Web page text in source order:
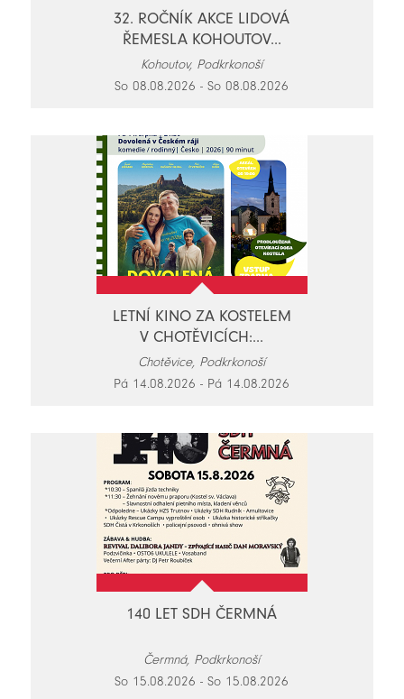
32. ROČNÍK AKCE LIDOVÁ
ŘEMESLA KOHOUTOV...
Kohoutov, Podkrkonoší
So 08.08.2026 - So 08.08.2026
LETNÍ KINO ZA KOSTELEM
V CHOTĚVICÍCH:...
Chotěvice, Podkrkonoší
Pá 14.08.2026 - Pá 14.08.2026
140 LET SDH ČERMNÁ
Čermná, Podkrkonoší
So 15.08.2026 - So 15.08.2026